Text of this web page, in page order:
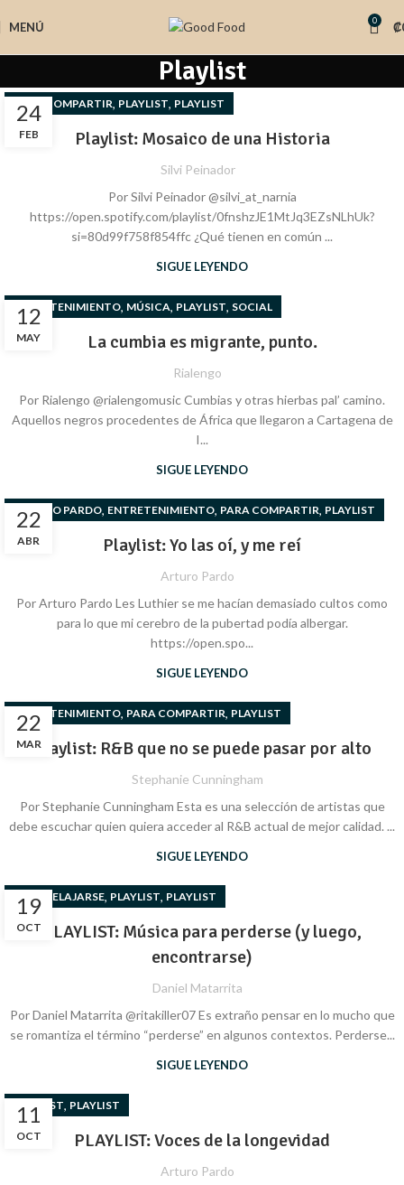
MENÚ 0 ₡
Playlist
24
FEB
PARA COMPARTIR, PLAYLIST, PLAYLIST
Playlist: Mosaico de una Historia
Silvi Peinador
Por Silvi Peinador @silvi_at_narnia
https://open.spotify.com/playlist/0fnshzJE1MtJq3EZsNLhUk?
si=80d99f758f854ffc ¿Qué tienen en común ...
SIGUE LEYENDO
12
MAY
ENTRETENIMIENTO, MÚSICA, PLAYLIST, SOCIAL
La cumbia es migrante, punto.
Rialengo
Por Rialengo @rialengomusic Cumbias y otras hierbas pal’ camino.
Aquellos negros procedentes de África que llegaron a Cartagena de
I...
SIGUE LEYENDO
22
ABR
ARTURO PARDO, ENTRETENIMIENTO, PARA COMPARTIR, PLAYLIST
Playlist: Yo las oí, y me reí
Arturo Pardo
Por Arturo Pardo Les Luthier se me hacían demasiado cultos como
para lo que mi cerebro de la pubertad podía albergar.
https://open.spo...
SIGUE LEYENDO
22
MAR
ENTRETENIMIENTO, PARA COMPARTIR, PLAYLIST
Playlist: R&B que no se puede pasar por alto
Stephanie Cunningham
Por Stephanie Cunningham Esta es una selección de artistas que
debe escuchar quien quiera acceder al R&B actual de mejor calidad. ...
SIGUE LEYENDO
19
OCT
PARA RELAJARSE, PLAYLIST, PLAYLIST
PLAYLIST: Música para perderse (y luego,
encontrarse)
Daniel Matarrita
Por Daniel Matarrita @ritakiller07 Es extraño pensar en lo mucho que
se romantiza el término “perderse” en algunos contextos. Perderse...
SIGUE LEYENDO
11
OCT
PLAYLIST, PLAYLIST
PLAYLIST: Voces de la longevidad
Arturo Pardo